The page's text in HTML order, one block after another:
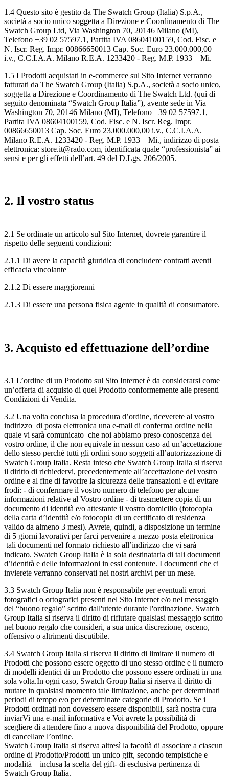
1.4 Questo sito è gestito da The Swatch Group (Italia) S.p.A.,
società a socio unico soggetta a Direzione e Coordinamento di The
Swatch Group Ltd, Via Washington 70, 20146 Milano (MI),
Telefono +39 02 57597.1, Partita IVA 08604100159, Cod. Fisc. e
N. Iscr. Reg. Impr. 00866650013 Cap. Soc. Euro 23.000.000,00
i.v., C.C.I.A.A. Milano R.E.A. 1233420 - Reg. M.P. 1933 – Mi.
1.5 I Prodotti acquistati in e-commerce sul Sito Internet verranno
fatturati da The Swatch Group (Italia) S.p.A., società a socio unico,
soggetta a Direzione e Coordinamento di The Swatch Ltd. (qui di
seguito denominata “Swatch Group Italia”), avente sede in Via
Washington 70, 20146 Milano (MI), Telefono +39 02 57597.1,
Partita IVA 08604100159, Cod. Fisc. e N. Iscr. Reg. Impr.
00866650013 Cap. Soc. Euro 23.000.000,00 i.v., C.C.I.A.A.
Milano R.E.A. 1233420 - Reg. M.P. 1933 – Mi., indirizzo di posta
elettronica: store.it@rado.com, identificata quale “professionista” ai
sensi e per gli effetti dell’art. 49 del D.Lgs. 206/2005.
2. Il vostro status
2.1 Se ordinate un articolo sul Sito Internet, dovrete garantire il
rispetto delle seguenti condizioni:
2.1.1 Di avere la capacità giuridica di concludere contratti aventi
efficacia vincolante
2.1.2 Di essere maggiorenni
2.1.3 Di essere una persona fisica agente in qualità di consumatore.
3. Acquisto ed effettuazione dell’ordine
3.1 L’ordine di un Prodotto sul Sito Internet è da considerarsi come
un’offerta di acquisto di quel Prodotto conformemente alle presenti
Condizioni di Vendita.
3.2 Una volta conclusa la procedura d’ordine, riceverete al vostro
indirizzo di posta elettronica una e-mail di conferma ordine nella
quale vi sarà comunicato che noi abbiamo preso conoscenza del
vostro ordine, il che non equivale in nessun caso ad un’accettazione
dello stesso perché tutti gli ordini sono soggetti all’autorizzazione di
Swatch Group Italia. Resta inteso che Swatch Group Italia si riserva
il diritto di richiedervi, precedentemente all’accettazione del vostro
ordine e al fine di favorire la sicurezza delle transazioni e di evitare
frodi: - di confermare il vostro numero di telefono per alcune
informazioni relative al Vostro ordine - di trasmettere copia di un
documento di identità e/o attestante il vostro domicilio (fotocopia
della carta d’identità e/o fotocopia di un certificato di residenza
valido da almeno 3 mesi). Avrete, quindi, a disposizione un termine
di 5 giorni lavorativi per farci pervenire a mezzo posta elettronica
tali documenti nel formato richiesto all’indirizzo che vi sarà
indicato. Swatch Group Italia è la sola destinataria di tali documenti
d’identità e delle informazioni in essi contenute. I documenti che ci
invierete verranno conservati nei nostri archivi per un mese.
3.3 Swatch Group Italia non è responsabile per eventuali errori
fotografici o ortografici presenti nel Sito Internet e/o nel messaggio
del “buono regalo” scritto dall'utente durante l'ordinazione. Swatch
Group Italia si riserva il diritto di rifiutare qualsiasi messaggio scritto
nel buono regalo che consideri, a sua unica discrezione, osceno,
offensivo o altrimenti discutibile.
3.4 Swatch Group Italia si riserva il diritto di limitare il numero di
Prodotti che possono essere oggetto di uno stesso ordine e il numero
di modelli identici di un Prodotto che possono essere ordinati in una
sola volta.In ogni caso, Swatch Group Italia si riserva il diritto di
mutare in qualsiasi momento tale limitazione, anche per determinati
periodi di tempo e/o per determinate categorie di Prodotto. Se i
Prodotti ordinati non dovessero essere disponibili, sarà nostra cura
inviarVi una e-mail informativa e Voi avrete la possibilità di
scegliere di attendere fino a nuova disponibilità del Prodotto, oppure
di cancellare l’ordine.
Swatch Group Italia si riserva altresì la facoltà di associare a ciascun
ordine di Prodotto/Prodotti un unico gift, secondo tempistiche e
modalità – inclusa la scelta del gift- di esclusiva pertinenza di
Swatch Group Italia.